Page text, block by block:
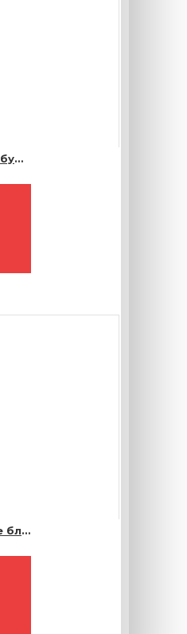
Стикер на любую продукцию
Изготовление блокнотов на заказ